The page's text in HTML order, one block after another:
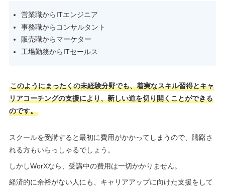
営業職からITエンジニア
事務職からコンサルタント
販売職からマーケター
工場勤務からITセールス
このようにまったくの未経験分野でも、着実なスキル習得とキャ
リアコーチングの支援により、新しい道を切り開くことができる
のです。
スクールを受講すると最初に費用がかかってしまうので、躊躇さ
れる方もいらっしゃるでしょう。
しかしWorXなら、受講中の費用は一切かかりません。
経済的に余裕がない人にも、キャリアアップに向けた支援をして